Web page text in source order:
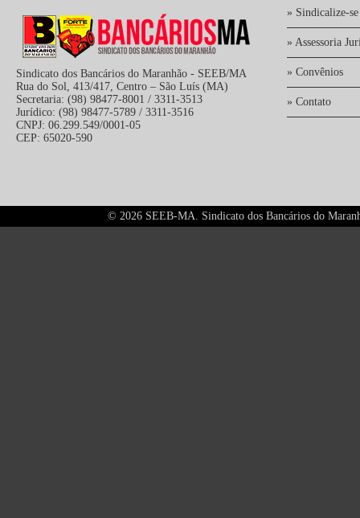
Sindicato dos Bancários do Maranhão - SEEB/MA
Rua do Sol, 413/417, Centro – São Luís (MA)
Secretaria: (98) 98477-8001 / 3311-3513
Jurídico: (98) 98477-5789 / 3311-3516
CNPJ: 06.299.549/0001-05
CEP: 65020-590
» Sindicalize-se
» Assessoria
» Convênios
» Contato
© 2026 SEEB-MA. Sindicato dos Bancários do